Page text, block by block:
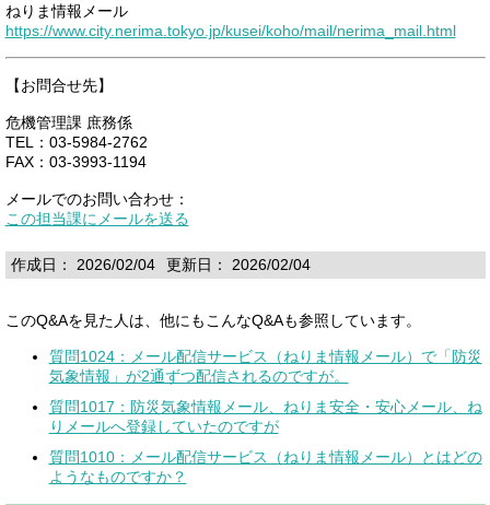
ねりま情報メール
https://www.city.nerima.tokyo.jp/kusei/koho/mail/nerima_mail.html
【お問合せ先】
危機管理課 庶務係
TEL：03-5984-2762
FAX：03-3993-1194
メールでのお問い合わせ：
この担当課にメールを送る
作成日： 2026/02/04 更新日： 2026/02/04
このQ&Aを見た人は、他にもこんなQ&Aも参照しています。
質問1024：メール配信サービス（ねりま情報メール）で「防災
気象情報」が2通ずつ配信されるのですが。
質問1017：防災気象情報メール、ねりま安全・安心メール、ね
りメールへ登録していたのですが
質問1010：メール配信サービス（ねりま情報メール）とはどの
ようなものですか？